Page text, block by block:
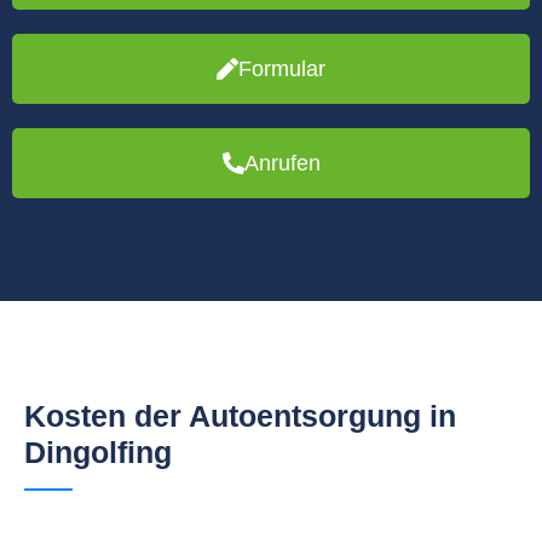
Formular
Anrufen
Kosten der Autoentsorgung in
Dingolfing